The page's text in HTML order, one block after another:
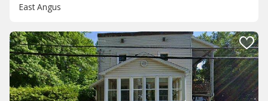
East Angus